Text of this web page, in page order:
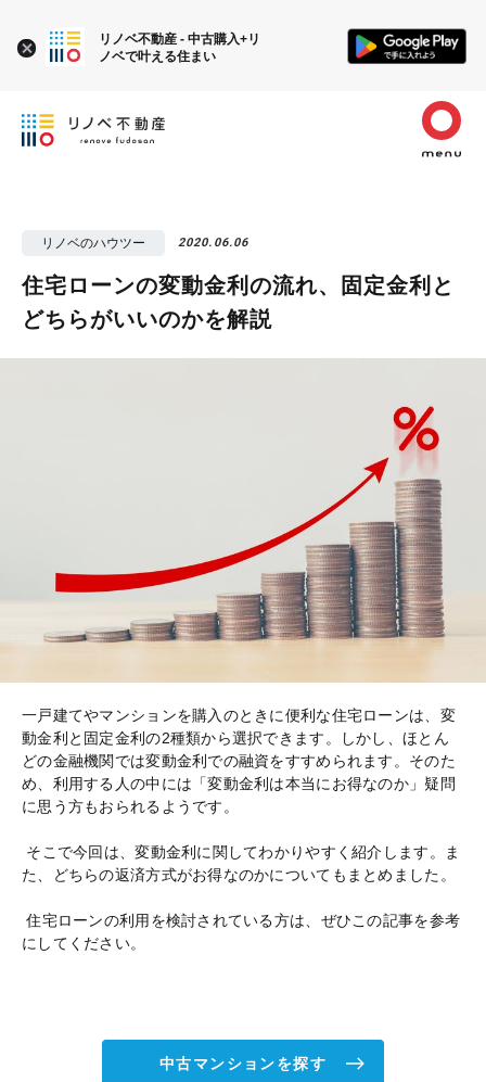
リノベのハウツー 2020.06.06
住宅ローンの変動金利の流れ、固定金利と
どちらがいいのかを解説
一戸建てやマンションを購入のときに便利な住宅ローンは、変
動金利と固定金利の2種類から選択できます。しかし、ほとん
どの金融機関では変動金利での融資をすすめられます。そのた
め、利用する人の中には「変動金利は本当にお得なのか」疑問
に思う方もおられるようです。
そこで今回は、変動金利に関してわかりやすく紹介します。ま
た、どちらの返済方式がお得なのかについてもまとめました。
住宅ローンの利用を検討されている方は、ぜひこの記事を参考
にしてください。
中古マンションを探す
リノベ不動産 - 中古購入+リ
ノベで叶える住まい